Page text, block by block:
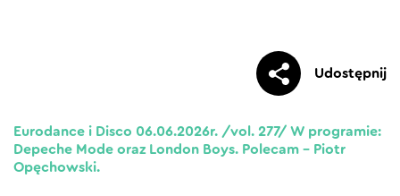
Udostępnij
Eurodance i Disco 06.06.2026r. /vol. 277/ W programie:
Depeche Mode oraz London Boys. Polecam – Piotr
Opęchowski.